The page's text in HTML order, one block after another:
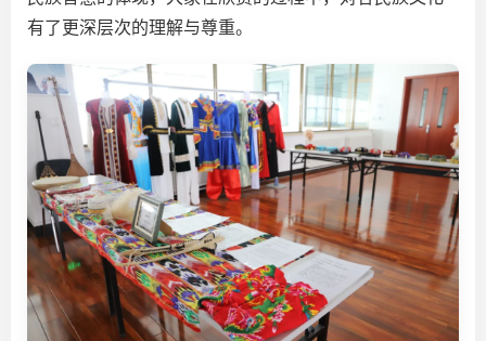
有了更深层次的理解与尊重。